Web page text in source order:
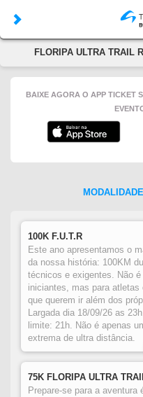
FLORIPA ULTRA TRAIL
BAIXE AGORA O APP TICKET
100K F.U.T.R
Este ano apresentamos o
da nossa história: 100KM
técnicos e exigentes. Não é
iniciantes, mas para atletas
que querem ir além dos
Largada dia 18/09/26 as
limite: 21h. Não é apenas
extrema de ultra distância.
75K FLORIPA ULTRA
Prepare-se para a aventura